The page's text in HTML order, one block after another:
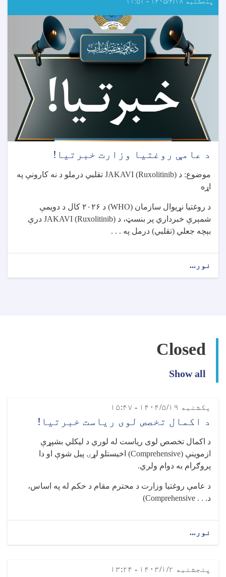
ایګزیت
ازموینې
د
نوم
لیکنې
د عامې روغتیا وزارت خبرتیا!
موضوع: د JAKAVI (Ruxolitinib) تقلبي درملو د نه کارونې په
اړه
د روغتیا نړیوال سازمان (WHO) د ۲۰۲۶ کال د دویمې
شمېرې خبرداري پر بنسټ، د JAKAVI (Ruxolitinib) درې
بېچه جعلي (تقلبي) درمل په . . .
نور...
Closed
Show all
یکشنبه ۱۴۰۴/۵/۱۹ - ۱۵:۴۷
د اکمال تخصص لوی ریاست خبرتیا!
د اکمال تخصص لوی ریاست له لوري د لیکلي بشپړې
ازموینې (Comprehensive) اخیستلو لړۍ پیل شوې او دا
پروګرام به دوام ولري.
د عامې روغتیا وزارت د محترم مقام د حکم له په اساس،
د(Comprehensive . . .
نور...
پنجشنبه ۱۴۰۳/۱/۲ - ۱۳:۲۴